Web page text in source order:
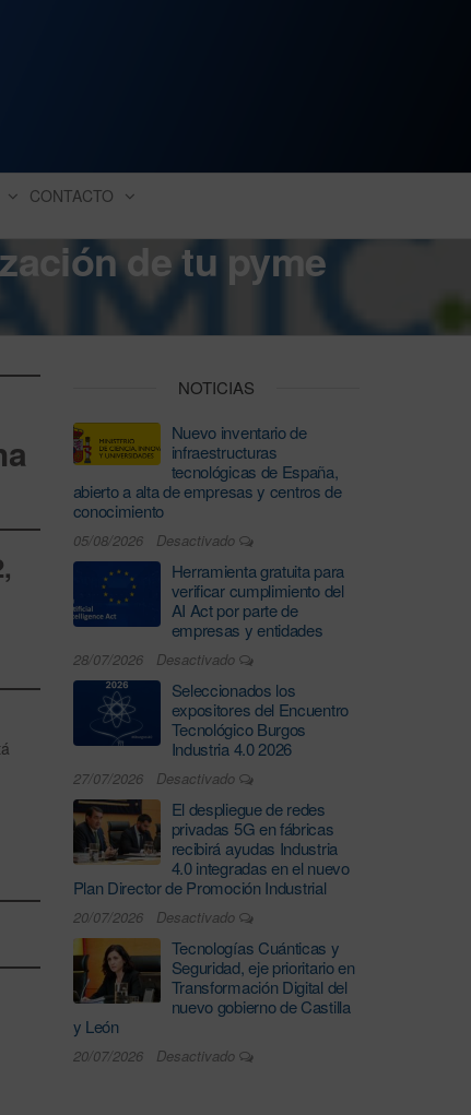
CONTACTO
de tu pyme
NOTICIAS
Nuevo inventario de
infraestructuras
tecnológicas de España,
abierto a alta de empresas y centros de
conocimiento
05/08/2026 Desactivado
Herramienta gratuita para
verificar cumplimiento del
AI Act por parte de
empresas y entidades
28/07/2026 Desactivado
Seleccionados los
expositores del Encuentro
Tecnológico Burgos
Industria 4.0 2026
27/07/2026 Desactivado
El despliegue de redes
privadas 5G en fábricas
recibirá ayudas Industria
4.0 integradas en el nuevo
Plan Director de Promoción Industrial
20/07/2026 Desactivado
Tecnologías Cuánticas y
Seguridad, eje prioritario en
Transformación Digital del
nuevo gobierno de Castilla
y León
20/07/2026 Desactivado